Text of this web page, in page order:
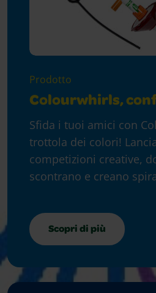
Prodotto
Colourwhirls,
Sfida i tuoi amici con
trottola dei colori!
competizioni creative,
scontrano e creano
Scopri di più